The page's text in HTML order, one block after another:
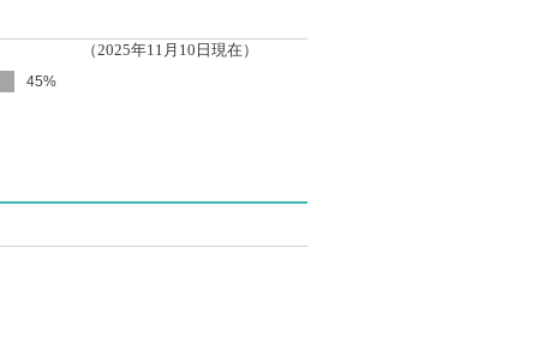
（2025年11月10日現在）
45%